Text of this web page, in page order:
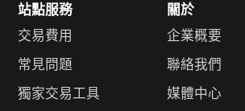
站點服務
交易費用
常見問題
獨家交易工具
關於
企業概要
聯絡我們
媒體中心